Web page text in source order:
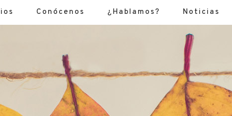
Conócenos ¿Hablamos? Noticias